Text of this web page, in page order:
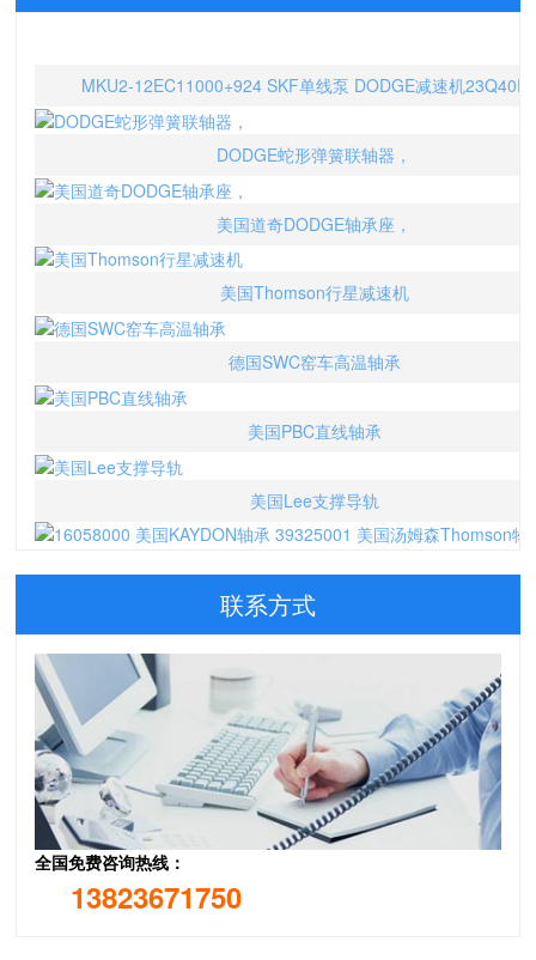
MKU2-12EC11000+924 SKF单线泵 DODGE减速机
DODGE蛇形弹簧联轴器，
美国道奇DODGE轴承座，
美国Thomson行星减速机
德国SWC窑车高温轴承
美国PBC直线轴承
美国Lee支撑导轨
联系方式
全国免费咨询热线：
13823671750